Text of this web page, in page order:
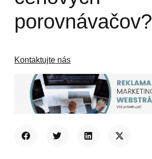
porovnávačov?
Kontaktujte nás